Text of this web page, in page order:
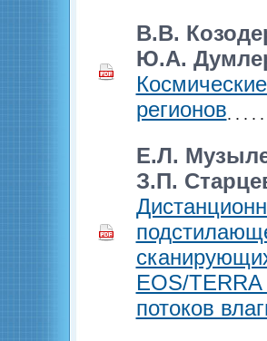
В.В.
Ю.А.
регионов
Е.Л.
З.П.
EOS/
потоков